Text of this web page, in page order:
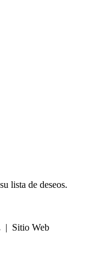
lista de deseos.
| Sitio Web